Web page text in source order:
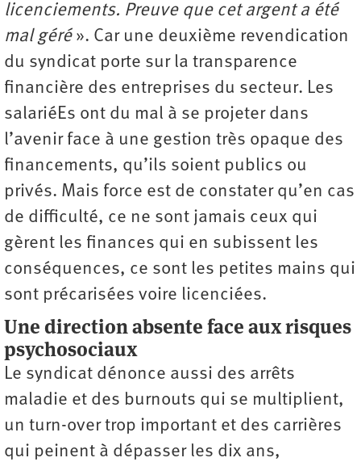
licenciements. Preuve que cet argent a été
mal géré ». Car une deuxième revendication
du syndicat porte sur la transparence
financière des entreprises du secteur. Les
salariéEs ont du mal à se projeter dans
l’avenir face à une gestion très opaque des
financements, qu’ils soient publics ou
privés. Mais force est de constater qu’en cas
de difficulté, ce ne sont jamais ceux qui
gèrent les finances qui en subissent les
conséquences, ce sont les petites mains qui
sont précarisées voire licenciées.
Une direction absente face aux risques
psychosociaux
Le syndicat dénonce aussi des arrêts
maladie et des burnouts qui se multiplient,
un turn-over trop important et des carrières
qui peinent à dépasser les dix ans,